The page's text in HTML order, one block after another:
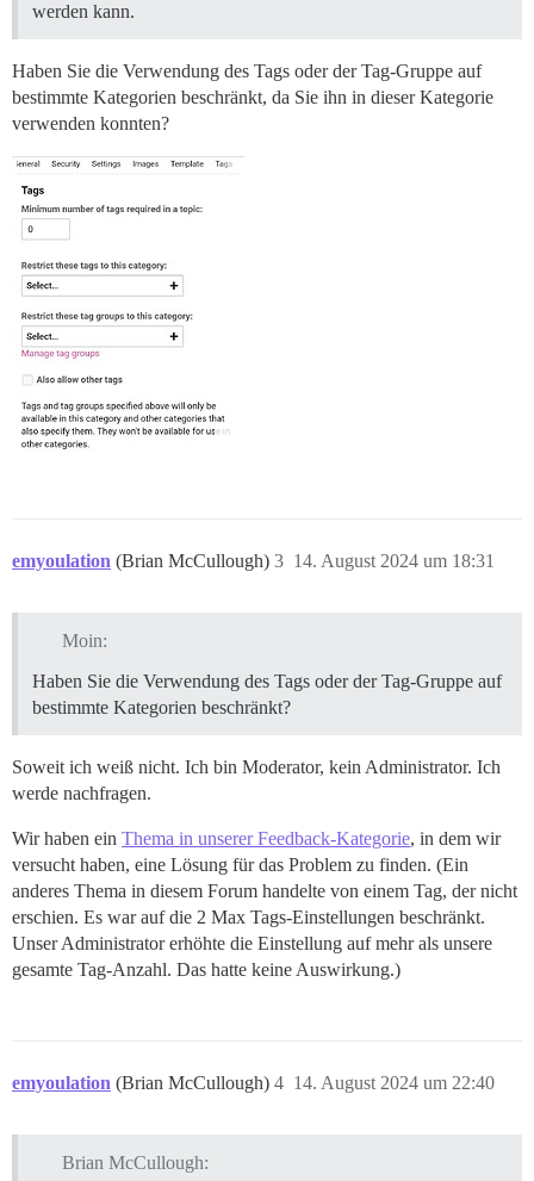
werden kann.
Haben Sie die Verwendung des Tags oder der Tag-Gruppe auf
bestimmte Kategorien beschränkt, da Sie ihn in dieser Kategorie
verwenden konnten?
emyoulation (Brian McCullough) 14. August 2024 um 18:31
3
Moin:
Haben Sie die Verwendung des Tags oder der Tag-Gruppe auf
bestimmte Kategorien beschränkt?
Soweit ich weiß nicht. Ich bin Moderator, kein Administrator. Ich
werde nachfragen.
Wir haben ein Thema in unserer Feedback-Kategorie, in dem wir
versucht haben, eine Lösung für das Problem zu finden. (Ein
anderes Thema in diesem Forum handelte von einem Tag, der nicht
erschien. Es war auf die 2 Max Tags-Einstellungen beschränkt.
Unser Administrator erhöhte die Einstellung auf mehr als unsere
gesamte Tag-Anzahl. Das hatte keine Auswirkung.)
emyoulation (Brian McCullough) 14. August 2024 um 22:40
4
Brian McCullough: